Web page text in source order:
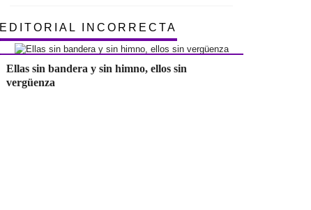
EDITORIAL INCORRECTA
Ellas sin bandera y sin himno, ellos sin
vergüenza